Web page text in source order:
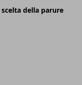
della parure